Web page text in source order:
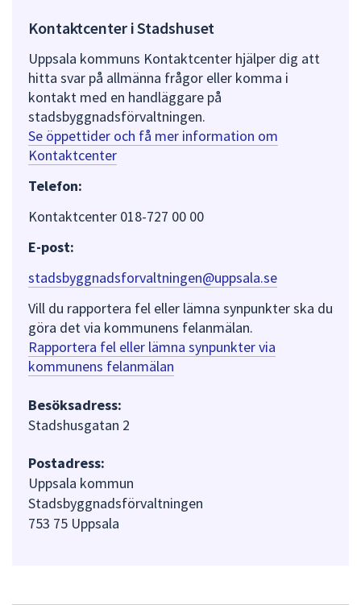
Kontaktcenter i Stadshuset
Uppsala kommuns Kontaktcenter hjälper dig att
hitta svar på allmänna frågor eller komma i
kontakt med en handläggare på
stadsbyggnadsförvaltningen.
Se öppettider och få mer information om
Kontaktcenter
Telefon:
Kontaktcenter 018-727 00 00
E-post:
stadsbyggnadsforvaltningen@uppsala.se
Vill du rapportera fel eller lämna synpunkter ska du
göra det via kommunens felanmälan.
Rapportera fel eller lämna synpunkter via
kommunens felanmälan
Besöksadress:
Stadshusgatan 2
Postadress:
Uppsala kommun
Stadsbyggnadsförvaltningen
753 75 Uppsala